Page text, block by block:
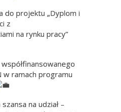
do projektu „Dyplom i
z
na rynku pracy”
w ramach programu
na udział –